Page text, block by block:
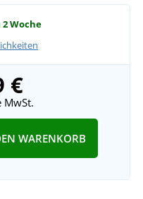
Woche
€
MwSt.
WARENKORB